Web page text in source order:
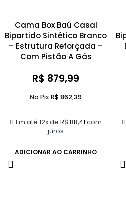
Cama Box Baú Casal
Bipartido Sintético Branco
– Estrutura Reforçada –
Com Pistão A Gás
R$ 879,99
Em até 12x de R$ 88,41 com
juros
No Pix R$862,39
ADICIONAR AO CARRINHO